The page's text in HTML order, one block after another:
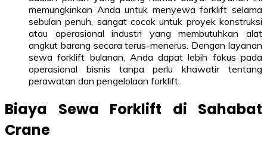
memungkinkan Anda untuk menyewa forklift selama
sebulan penuh, sangat cocok untuk proyek konstruksi
atau operasional industri yang membutuhkan alat
angkut barang secara terus-menerus. Dengan layanan
sewa forklift bulanan, Anda dapat lebih fokus pada
operasional bisnis tanpa perlu khawatir tentang
perawatan dan pengelolaan forklift.
Biaya Sewa Forklift di Sahabat
Crane